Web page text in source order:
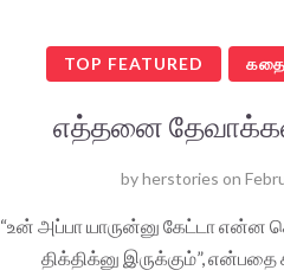
TOP FEATURED கதை
எத்தனை
byherstories on
“உன் அப்பா யாருன்னு கேட்டா என்ன
திக்திக்னு இருக்கும்”,